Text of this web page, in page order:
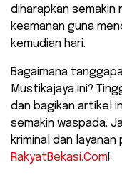
diharapkan
keamanan guna
kemudian hari.
​Bagaimana
Mustikajaya ini?
dan bagikan artikel
semakin waspada.
kriminal dan
RakyatBekasi.Com!